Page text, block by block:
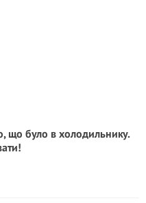
що було в холодильнику.